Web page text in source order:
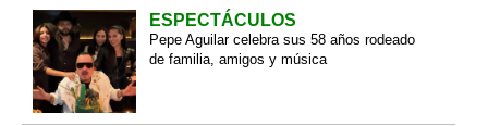
ESPECTÁCULOS
Pepe Aguilar celebra sus 58 años rodeado
de familia, amigos y música